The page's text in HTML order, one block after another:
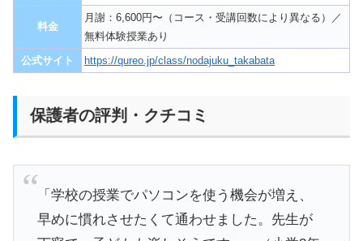
料金
月謝：6,600円〜（コース・受講回数により異なる）／
無料体験授業あり
公式サイト
https://qureo.jp/class/nodajuku_takabata
保護者の評判・クチコミ
「学校の授業でパソコンを使う機会が増え、
早めに慣れさせたくて通わせました。先生が